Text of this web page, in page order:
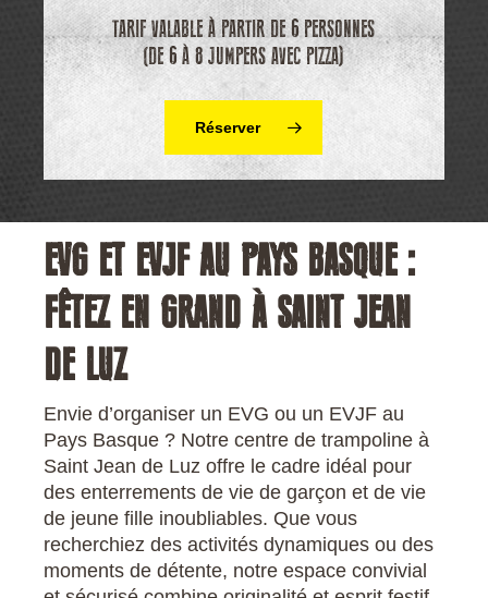
TARIF VALABLE À PARTIR DE 6 PERSONNES
(DE 6 À 8 JUMPERS AVEC PIZZA)
Réserver
EVG ET EVJF AU PAYS BASQUE :
FÊTEZ EN GRAND À SAINT JEAN
DE LUZ
Envie d’organiser un EVG ou un EVJF au
Pays Basque ? Notre centre de trampoline à
Saint Jean de Luz offre le cadre idéal pour
des enterrements de vie de garçon et de vie
de jeune fille inoubliables. Que vous
recherchiez des activités dynamiques ou des
moments de détente, notre espace convivial